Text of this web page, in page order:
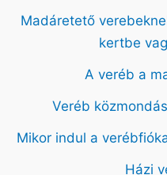
Madáretető
kertbe
A veréb a
Veréb
Mikor indul a
Házi